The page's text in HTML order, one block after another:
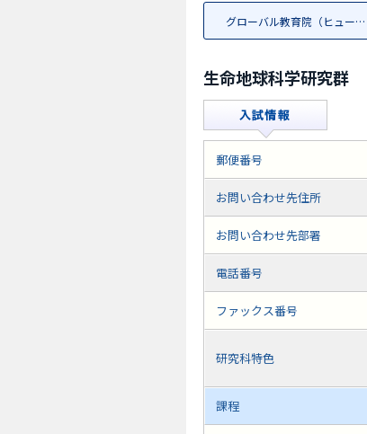
グローバル教育院（ヒューマニ...
生命地球科学研究群
郵便番号
お問い合わせ先住所
お問い合わせ先部署
電話番号
ファックス番号
研究科特色
課程